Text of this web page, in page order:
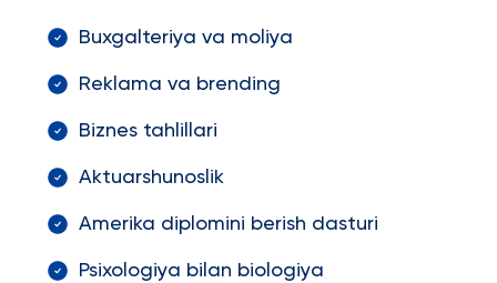
Buxgalteriya va moliya
Reklama va brending
Biznes tahlillari
Aktuarshunoslik
Amerika diplomini berish dasturi
Psixologiya bilan biologiya